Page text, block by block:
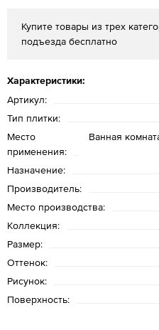
Купите товары из трех
подъезда бесплатно
Характеристики:
Артикул:
Тип плитки:
Место
применения:
Ванная
Назначение:
Производитель:
Место производства:
Коллекция:
Размер:
Оттенок:
Рисунок:
Поверхность: